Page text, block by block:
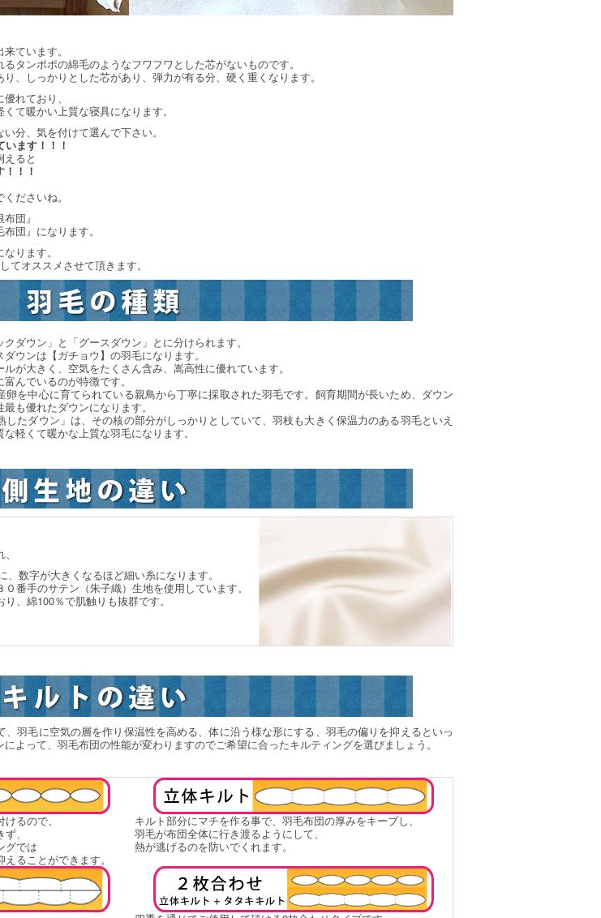
ています。
タンポポの綿毛のようなフワフワとした芯がないものです。
、しっかりとした芯があり、弾力が有る分、硬く重くなります。
れており、
て暖かい上質な寝具になります。
分、気を付けて選んで下さい。
ます！！！
ると
！！
ださいね。
団』
団』になります。
ります。
てオススメさせて頂きます。
ダウン」と「グースダウン」とに分けられます。
ウンは【ガチョウ】の羽毛になります。
が大きく、空気をたくさん含み、嵩高性に優れています。
んでいるのが特徴です。
を中心に育てられている親鳥から丁寧に採取された羽毛です。飼育期間が長いため、ダウン
も優れたダウンになります。
たダウン」は、その核の部分がしっかりとしていて、羽枝も大きく保温力のある羽毛といえ
軽くて暖かな上質な羽毛になります。
数字が大きくなるほど細い糸になります。
番手のサテン（朱子織）生地を使用しています。
、綿100％で肌触りも抜群です。
羽毛に空気の層を作り保温性を高める、体に沿う様な形にする、羽毛の偏りを抑えるといっ
よって、羽毛布団の性能が変わりますのでご希望に合ったキルティングを選びましょう。
るので、
、
グでは
ることができます。
キルト部分にマチを作る事で、羽毛布団の厚みをキープし、
羽毛が布団全体に行き渡るようにして、
熱が逃げるのを防いでくれます。